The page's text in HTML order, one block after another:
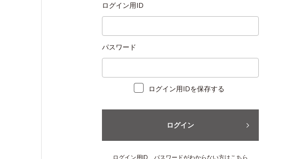
ログイン用ID
パスワード
ログイン用IDを保存する
ログイン
ログイン用ID、パスワードがわからない方はこちら